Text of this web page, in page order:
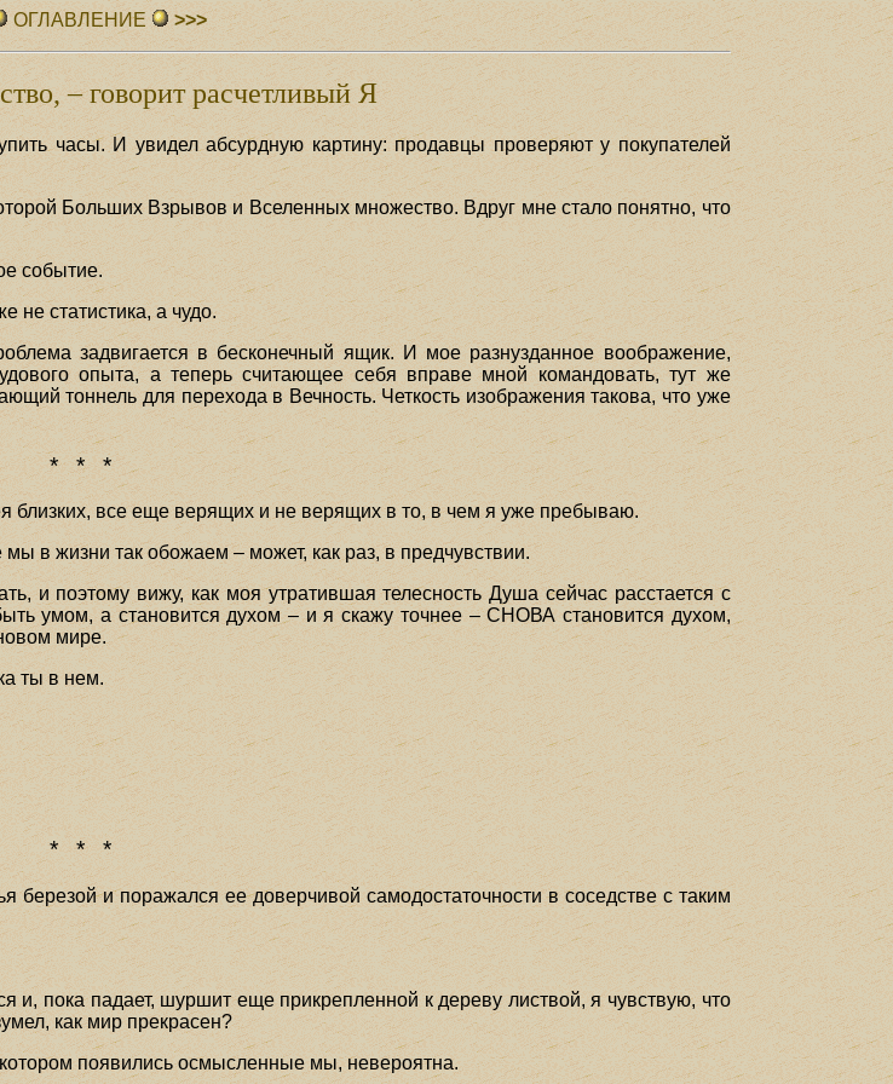
ОГЛАВЛЕHИЕ >>>
– говорит расчетливый Я
часы. И увидел абсурдную картину: продавцы проверяют у покупателей
Больших Взрывов и Вселенных множество. Вдруг мне стало понятно, что
событие.
не статистика, а чудо.
задвигается в бесконечный ящик. И мое разнузданное воображение,
опыта, а теперь считающее себя вправе мной командовать, тут же
тоннель для перехода в Вечность. Четкость изображения такова, что уже
* * *
близких, все еще верящих и не верящих в то, в чем я уже пребываю.
в жизни так обожаем – может, как раз, в предчувствии.
и поэтому вижу, как моя утратившая телесность Душа сейчас расстается с
умом, а становится духом – и я скажу точнее – СНОВА становится духом,
мире.
ты в нем.
* * *
березой и поражался ее доверчивой самодостаточности в соседстве с таким
и, пока падает, шуршит еще прикрепленной к дереву листвой, я чувствую, что
как мир прекрасен?
появились осмысленные мы, невероятна.